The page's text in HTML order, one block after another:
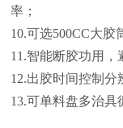
率；
10.可选500CC大胶
11.智能断胶功用，
12.出胶时间控制分
13.可单料盘多治具